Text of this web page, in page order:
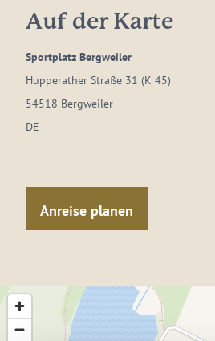
Auf der Karte
Sportplatz Bergweiler
Hupperather Straße 31 (K 45)
54518 Bergweiler
DE
Anreise planen